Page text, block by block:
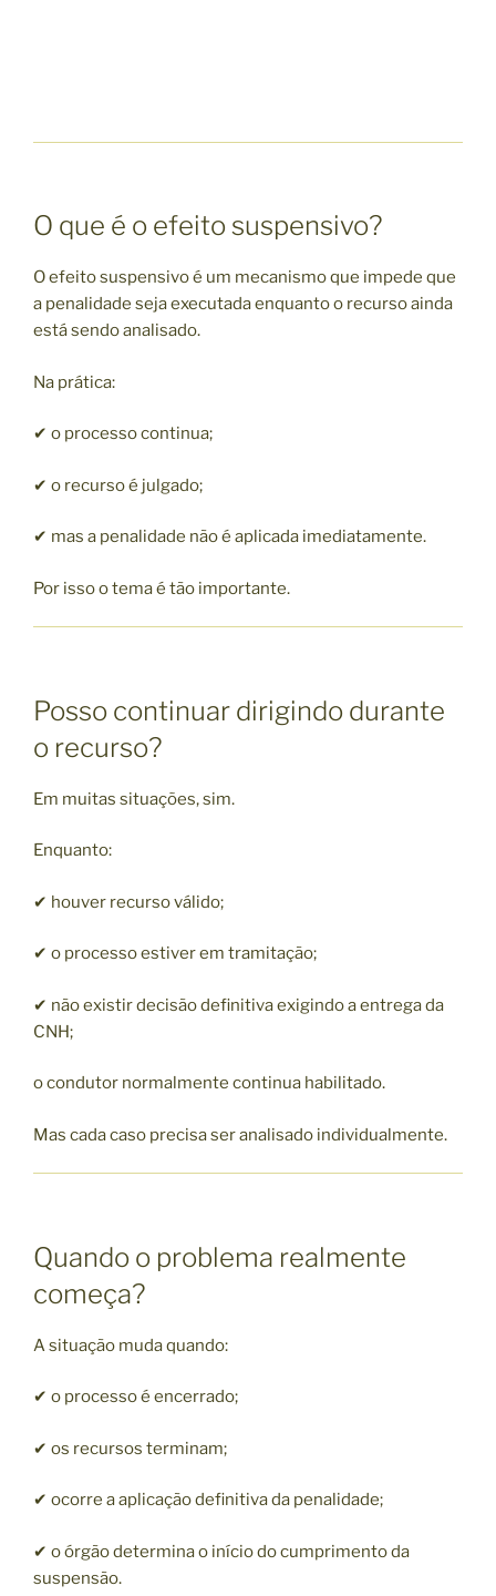
O que é o efeito suspensivo?
O efeito suspensivo é um mecanismo que impede que
a penalidade seja executada enquanto o recurso ainda
está sendo analisado.
Na prática:
✔ o processo continua;
✔ o recurso é julgado;
✔ mas a penalidade não é aplicada imediatamente.
Por isso o tema é tão importante.
Posso continuar dirigindo durante
o recurso?
Em muitas situações, sim.
Enquanto:
✔ houver recurso válido;
✔ o processo estiver em tramitação;
✔ não existir decisão definitiva exigindo a entrega da
CNH;
o condutor normalmente continua habilitado.
Mas cada caso precisa ser analisado individualmente.
Quando o problema realmente
começa?
A situação muda quando:
✔ o processo é encerrado;
✔ os recursos terminam;
✔ ocorre a aplicação definitiva da penalidade;
✔ o órgão determina o início do cumprimento da
suspensão.